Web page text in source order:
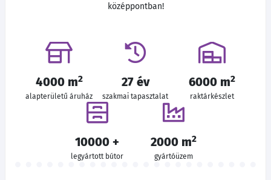
középpontban!
4000 m2
alapterületű áruház
27 év
szakmai tapasztalat
6000 m2
raktárkészlet
10000 +
legyártott bútor
2000 m2
gyártóüzem